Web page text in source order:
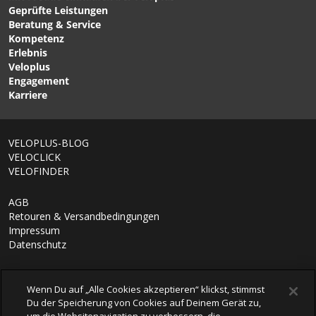
PERFORMANCE X-LIGHT
ECO Herren-Singlet Black
von ODLO
Geprüfte Leistungen
Beratung & Service
Kompetenz
Erlebnis
Veloplus
Engagement
Karriere
VELOPLUS-BLOG
VELOCLICK
VELOFINDER
AGB
Retouren & Versandbedingungen
Impressum
Datenschutz
Wenn Du auf „Alle Cookies akzeptieren“ klickst, stimmst
Du der Speicherung von Cookies auf Deinem Gerät zu,